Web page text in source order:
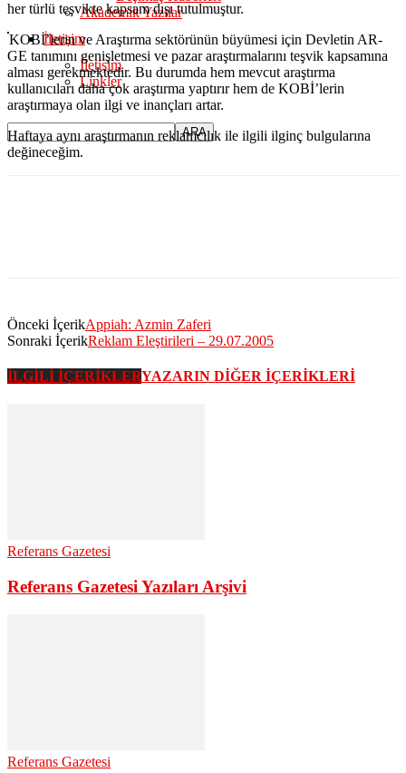
Akademik Yazılar
İletişim
İletişim
Linkler
her türlü teşvikte kapsam dışı tutulmuştur.
KOBİ’lerin ve Araştırma sektörünün büyümesi için Devletin AR-
GE tanımını genişletmesi ve pazar araştırmalarını teşvik kapsamına
alması gerekmektedir. Bu durumda hem mevcut araştırma
kullanıcıları daha çok araştırma yaptırır hem de KOBİ’lerin
araştırmaya olan ilgi ve inançları artar.
Haftaya aynı araştırmanın reklamcılık ile ilgili ilginç bulgularına
değineceğim.
Önceki İçerikAppiah: Azmin Zaferi
Sonraki İçerikReklam Eleştirileri – 29.07.2005
İLGİLİ İÇERİKLERYAZARIN DİĞER İÇERİKLERİ
Referans Gazetesi
Referans Gazetesi Yazıları Arşivi
Referans Gazetesi